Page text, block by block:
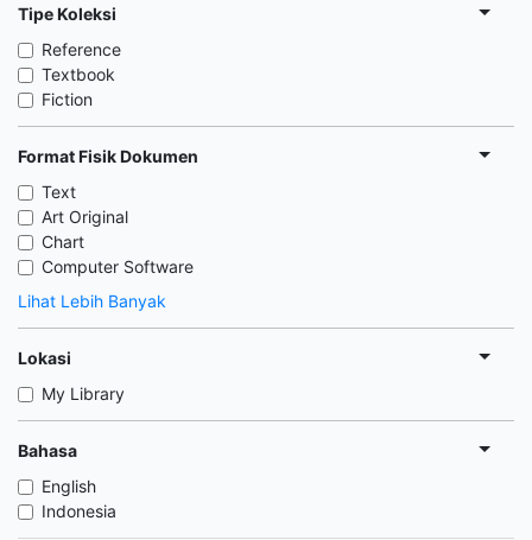
Tipe Koleksi
Reference
Textbook
Fiction
Format Fisik Dokumen
Text
Art Original
Chart
Computer Software
Lihat Lebih Banyak
Lokasi
My Library
Bahasa
English
Indonesia